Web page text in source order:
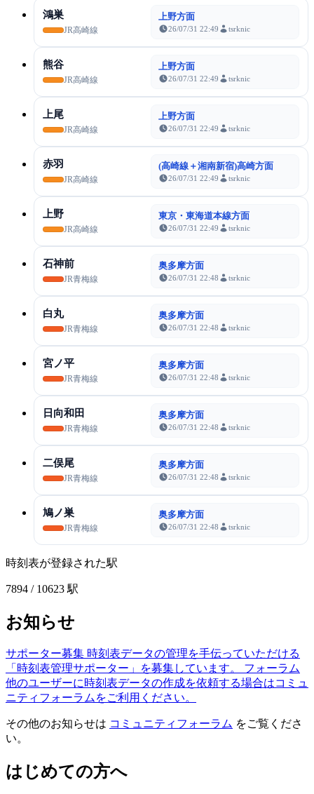
鴻巣
JR高崎線
上野方面
26/07/31 22:49 tsrknic
熊谷
JR高崎線
上野方面
26/07/31 22:49 tsrknic
上尾
JR高崎線
上野方面
26/07/31 22:49 tsrknic
赤羽
JR高崎線
(高崎線＋湘南新宿)高崎方面
26/07/31 22:49 tsrknic
上野
JR高崎線
東京・東海道本線方面
26/07/31 22:49 tsrknic
石神前
JR青梅線
奥多摩方面
26/07/31 22:48 tsrknic
白丸
JR青梅線
奥多摩方面
26/07/31 22:48 tsrknic
宮ノ平
JR青梅線
奥多摩方面
26/07/31 22:48 tsrknic
日向和田
JR青梅線
奥多摩方面
26/07/31 22:48 tsrknic
二俣尾
JR青梅線
奥多摩方面
26/07/31 22:48 tsrknic
鳩ノ巣
JR青梅線
奥多摩方面
26/07/31 22:48 tsrknic
時刻表が登録された駅
7894 / 10623 駅
お知らせ
サポーター募集 時刻表データの管理を手伝っていただける
「時刻表管理サポーター」を募集しています。
フォーラム
他のユーザーに時刻表データの作成を依頼する場合はコミュ
ニティフォーラムをご利用ください。
その他のお知らせは コミュニティフォーラム をご覧くださ
い。
はじめての方へ